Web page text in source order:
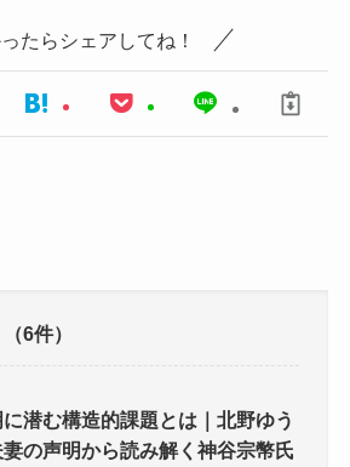
たらシェアしてね！
（6件）
潜む構造的課題とは｜北野ゆう
の声明から読み解く神谷宗幣氏